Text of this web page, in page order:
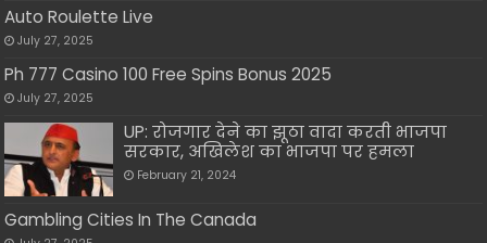
Auto Roulette Live
July 27, 2025
Ph 777 Casino 100 Free Spins Bonus 2025
July 27, 2025
UP: रोजगार देने का झूठा वादा करती भाजपा
सरकार, अखिलेश का भाजपा पर हमला
February 21, 2024
Gambling Cities In The Canada